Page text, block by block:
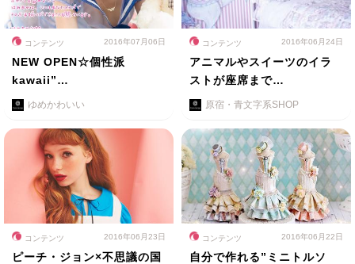
コンテンツ 2016年07月06日
NEW OPEN☆個性派
kawaii”…
ゆめかわいい
コンテンツ 2016年06月24日
アニマルやスイーツのイラ
ストが座席まで…
原宿・青文字系SHOP
コンテンツ 2016年06月23日
ピーチ・ジョン×不思議の国
コンテンツ 2016年06月22日
自分で作れる”ミニトルソ